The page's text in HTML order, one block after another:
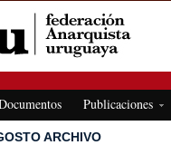
Publicaciones
ARCHIVO